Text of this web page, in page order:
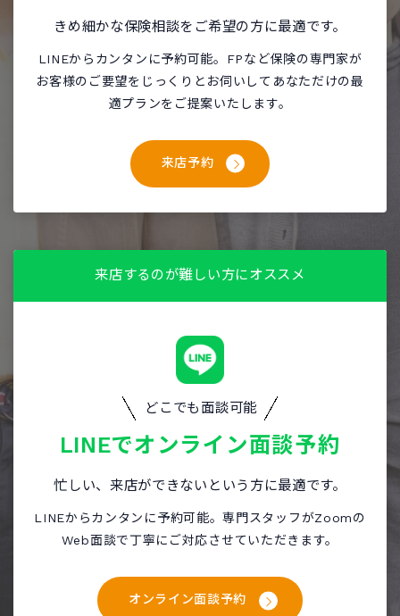
きめ細かな保険相談をご希望の方に最適です。
LINEからカンタンに予約可能。FPなど保険の専門家が
お客様のご要望をじっくりとお伺いしてあなただけの最
適プランをご提案いたします。
来店予約
来店するのが難しい方にオススメ
どこでも面談可能
LINEでオンライン面談予約
忙しい、来店ができないという方に最適です。
LINEからカンタンに予約可能。専門スタッフがZoomの
Web面談で丁寧にご対応させていただきます。
オンライン面談予約